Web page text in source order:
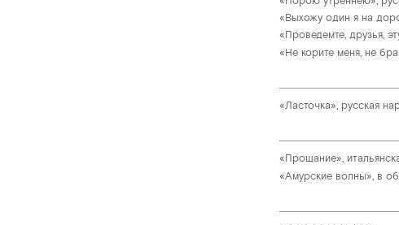
«Выхожу один я на
«Проведемте, друзья,
«Не корите меня, не
«Ласточка», русская
«Прощание»,
«Амурские волны», в